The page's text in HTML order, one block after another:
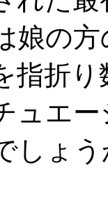
娘の
指折
ュエ
しょう